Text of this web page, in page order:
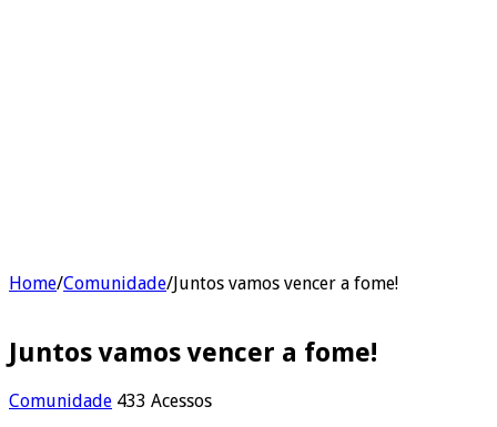
Home/Comunidade/Juntos vamos vencer a fome!
Juntos vamos vencer a fome!
Comunidade 433 Acessos